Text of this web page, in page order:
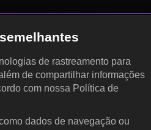
de rastreamento para
de compartilhar informações
com nossa Política de
dados de navegação ou